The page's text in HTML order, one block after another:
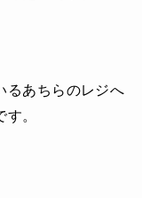
るあちらのレジへ
。